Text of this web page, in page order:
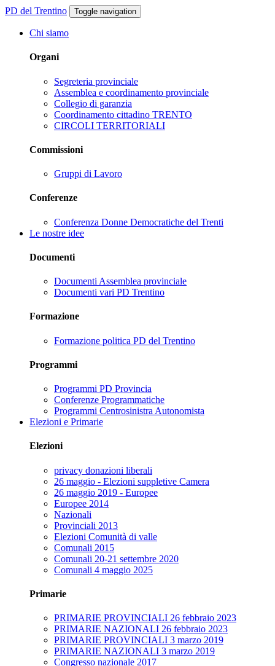
PD del Trentino Toggle navigation
Chi siamo
Organi
Segreteria provinciale
Assemblea e coordinamento provinciale
Collegio di garanzia
Coordinamento cittadino TRENTO
CIRCOLI TERRITORIALI
Commissioni
Gruppi di Lavoro
Conferenze
Conferenza Donne Democratiche del Trenti
Le nostre idee
Documenti
Documenti Assemblea provinciale
Documenti vari PD Trentino
Formazione
Formazione politica PD del Trentino
Programmi
Programmi PD Provincia
Conferenze Programmatiche
Programmi Centrosinistra Autonomista
Elezioni e Primarie
Elezioni
privacy donazioni liberali
26 maggio - Elezioni suppletive Camera
26 maggio 2019 - Europee
Europee 2014
Nazionali
Provinciali 2013
Elezioni Comunità di valle
Comunali 2015
Comunali 20-21 settembre 2020
Comunali 4 maggio 2025
Primarie
PRIMARIE PROVINCIALI 26 febbraio 2023
PRIMARIE NAZIONALI 26 febbraio 2023
PRIMARIE PROVINCIALI 3 marzo 2019
PRIMARIE NAZIONALI 3 marzo 2019
Congresso nazionale 2017